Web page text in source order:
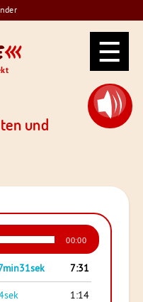
und
00:00
7:31
1:14